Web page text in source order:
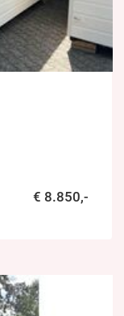
€ 8.850,-